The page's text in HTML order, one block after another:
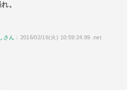
。
さん ：2016/02/16(火) 10:59:24.99 .net